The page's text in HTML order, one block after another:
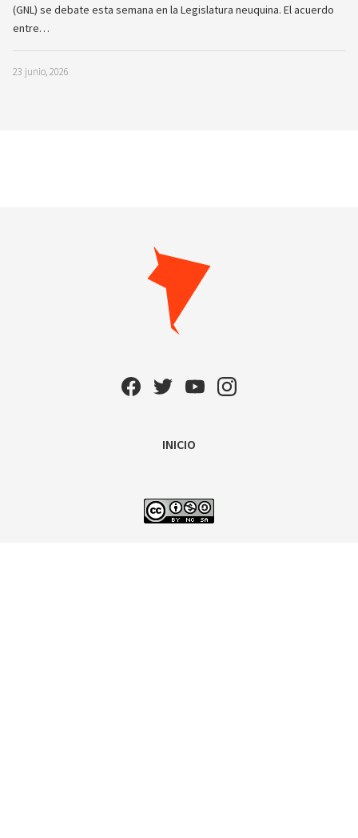
(GNL) se debate esta semana en la Legislatura neuquina. El acuerdo
entre…
23 junio, 2026
INICIO